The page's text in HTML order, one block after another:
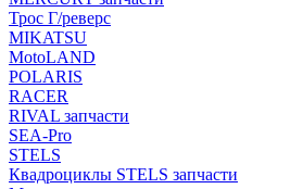
Трос Г/реверс
MIKATSU
MotoLAND
POLARIS
RACER
RIVAL запчасти
SEA-Pro
STELS
Квадроциклы STELS запчасти